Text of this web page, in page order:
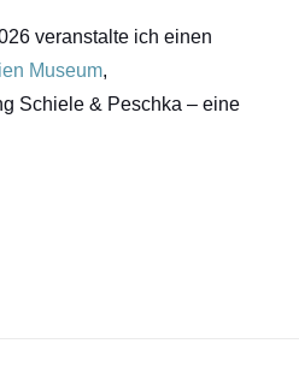
veranstalte ich einen
Museum,
Schiele & Peschka – eine